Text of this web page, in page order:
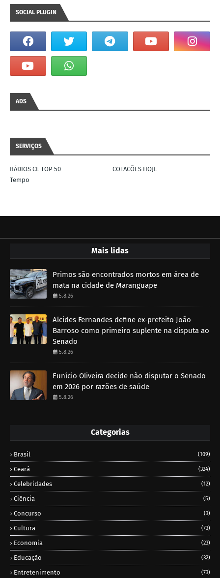
SOCIAL PLUGIN
ADS
SERVIÇOS
RÁDIOS CE TOP 50
COTACÕES HOJE
Tempo
Mais lidas
Primos são encontrados mortos em área de
mata na cidade de Maranguape
5.8.26
Alcides Fernandes define ex-prefeito João
Barroso como primeiro suplente na disputa ao
Senado
5.8.26
Eunício Oliveira decide não disputar o Senado
em 2026 por razões de saúde
5.8.26
Categorias
Brasil (109)
Ceará (324)
Celebridades (12)
Ciência (5)
Concurso (3)
Cultura (73)
Economia (23)
Educação (32)
Entretenimento (73)